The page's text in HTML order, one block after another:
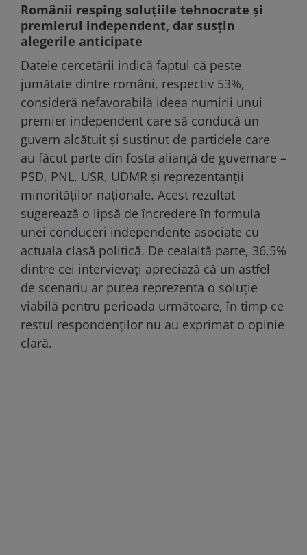
Românii resping soluțiile tehnocrate și
premierul independent, dar susțin
alegerile anticipate
Datele cercetării indică faptul că peste
jumătate dintre români, respectiv 53%,
consideră nefavorabilă ideea numirii unui
premier independent care să conducă un
guvern alcătuit și susținut de partidele care
au făcut parte din fosta alianță de guvernare –
PSD, PNL, USR, UDMR și reprezentanții
minorităților naționale. Acest rezultat
sugerează o lipsă de încredere în formula
unei conduceri independente asociate cu
actuala clasă politică. De cealaltă parte, 36,5%
dintre cei intervievați apreciază că un astfel
de scenariu ar putea reprezenta o soluție
viabilă pentru perioada următoare, în timp ce
restul respondenților nu au exprimat o opinie
clară.